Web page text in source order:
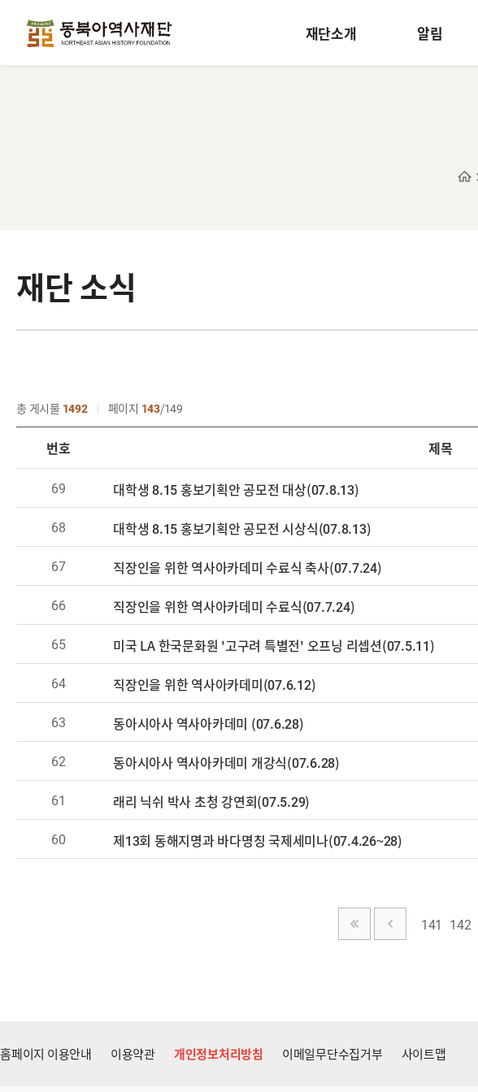
재단소개 알림
재단 소식
총 게시물 1492 페이지 143 149
번호 제목
69 대학생 8.15 홍보기획안 공모전 대상(07.8.13)
68
대학생 8.15 홍보기획안 공모전 시상식(07.8.13)
67
직장인을 위한 역사아카데미 수료식 축사(07.7.24)
66
직장인을 위한 역사아카데미 수료식(07.7.24)
65
미국 LA 한국문화원 '고구려 특별전' 오프닝 리셉션(07.5.11)
64
직장인을 위한 역사아카데미(07.6.12)
63
동아시아사 역사아카데미 (07.6.28)
62
동아시아사 역사아카데미 개강식(07.6.28)
61
래리 닉쉬 박사 초청 강연회(07.5.29)
60
제13회 동해지명과 바다명칭 국제세미나(07.4.26~28)
141 142
홈페이지 이용안내 이용약관 개인정보처리방침 이메일무단수집거부 사이트맵